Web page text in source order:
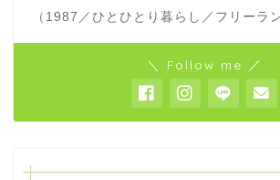
（1987／ひとひとり暮らし／フリーラ
＼ Follow me ／